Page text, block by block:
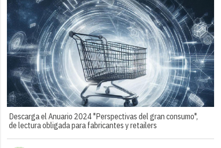
Descarga el Anuario 2024 "Perspectivas del gran consumo",
de lectura obligada para fabricantes y retailers